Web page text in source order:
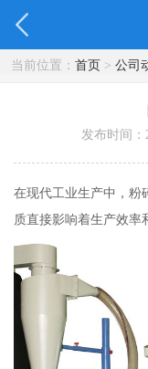
当前位置： 首页> 公司
发布时间
在现代工业生产中，粉
质直接影响着生产效率